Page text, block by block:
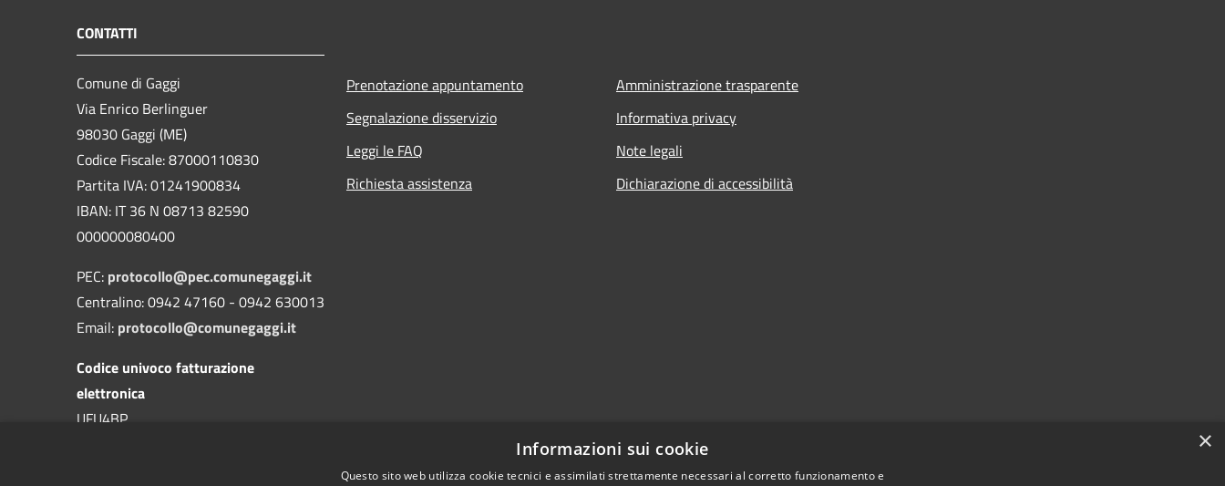
CONTATTI
Comune di Gaggi
Via Enrico Berlinguer
98030 Gaggi (ME)
Codice Fiscale: 87000110830
Partita IVA: 01241900834
IBAN: IT 36 N 08713 82590
000000080400
PEC: protocollo@pec.comunegaggi.it
Centralino: 0942 47160 - 0942 630013
Email: protocollo@comunegaggi.it
Codice univoco fatturazione
elettronica
UFU4BP
Prenotazione appuntamento
Segnalazione disservizio
Leggi le FAQ
Richiesta assistenza
Amministrazione trasparente
Informativa privacy
Note legali
Dichiarazione di accessibilità
×
Informazioni sui cookie
Questo sito web utilizza cookie tecnici e assimilati strettamente necessari al corretto funzionamento e